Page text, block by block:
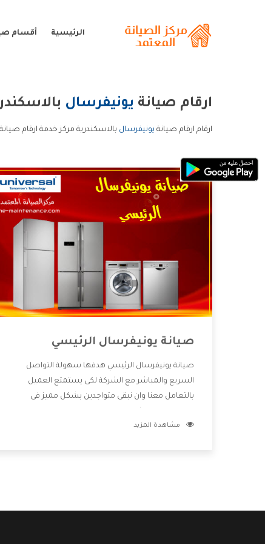
الرئيسية أقسام
ارقام صيانة يونيفرسال
ارقام ارقام صيانة يونيفرسال بالاسكندرية مركز خدمة ارقام
صيانة يونيفرسال الرئيسي
صيانة يونيفرسال الرئيسي هدفها سهولة التواصل
السريع والمباشر مع الشركة لكى يستمتع العميل
بالتعامل معنا وان نبقى متواجدين بشكل مميز فى
للعميل وان يستمتع بالخدمات التى تنفرد الشركة بها
مشاهدة المزيد